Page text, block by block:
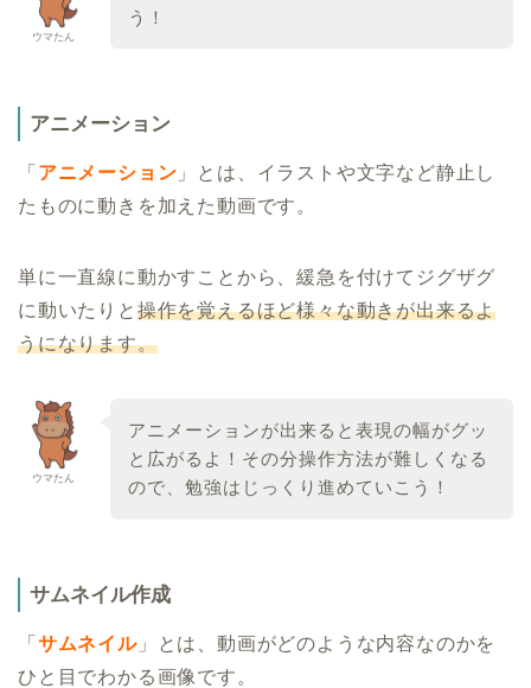
ウマたん
う！
アニメーション
「 アニメーション 」とは、イラストや文字など静止し
たものに動きを加えた動画です。
単に一直線に動かすことから、緩急を付けてジグザグ
に動いたりと 操作を覚えるほど様々な動きが出来るよ
うになります。
ウマたん
アニメーションが出来ると表現の幅がグッ
と広がるよ！その分操作方法が難しくなる
ので、勉強はじっくり進めていこう！
サムネイル作成
「 サムネイル」とは、動画がどのような内容なのかを
ひと目でわかる画像です。